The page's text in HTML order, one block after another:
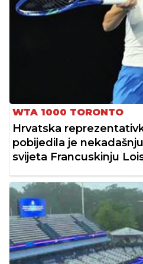
WTA 1000 TORONTO
Hrvatska
pobijedila je
svijeta Francuskinju